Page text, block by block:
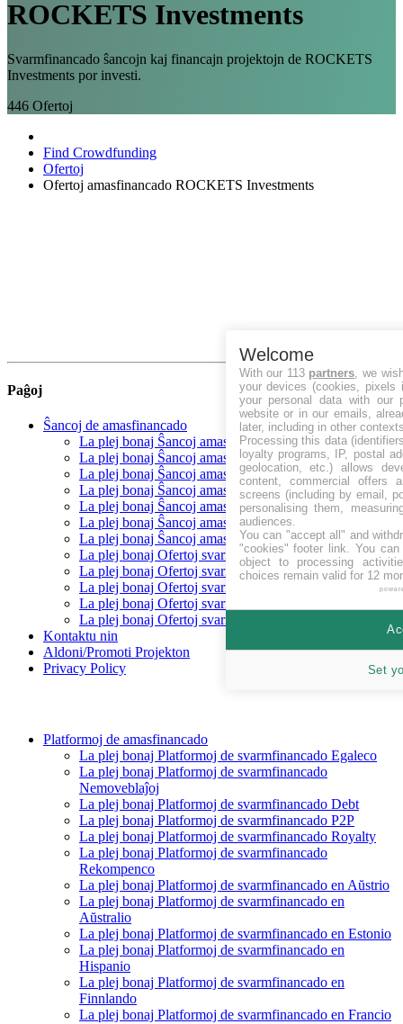
ROCKETS Investments
Svarmfinancado ŝancojn kaj financajn projektojn de ROCKETS
Investments por investi.
446 Ofertoj
Find Crowdfunding
Ofertoj
Ofertoj amasfinancado ROCKETS Investments
Paĝoj
Ŝancoj de amasfinancado
La plej bonaj Ŝancoj amasfinancado levantaj
La plej bonaj Ŝancoj amasfinancado Baldaŭ
La plej bonaj Ŝancoj amasfinancado financitaj
La plej bonaj Ŝancoj amasfinancado Repagita
La plej bonaj Ŝancoj amasfinancado Egaleco
La plej bonaj Ŝancoj amasfinancado Prunto/ŝuldo
La plej bonaj Ŝancoj amasfinancado Rekompenco
La plej bonaj Ofertoj svarmfinancado en CHF
La plej bonaj Ofertoj svarmfinancado en EUR
La plej bonaj Ofertoj svarmfinancado en GBP
La plej bonaj Ofertoj svarmfinancado en SEK
La plej bonaj Ofertoj svarmfinancado en USD
Kontaktu nin
Aldoni/Promoti Projekton
Privacy Policy
Platformoj de amasfinancado
La plej bonaj Platformoj de svarmfinancado Egaleco
La plej bonaj Platformoj de svarmfinancado
Nemoveblaĵoj
La plej bonaj Platformoj de svarmfinancado Debt
La plej bonaj Platformoj de svarmfinancado P2P
La plej bonaj Platformoj de svarmfinancado Royalty
La plej bonaj Platformoj de svarmfinancado
Rekompenco
La plej bonaj Platformoj de svarmfinancado en Aŭstrio
La plej bonaj Platformoj de svarmfinancado en
Aŭstralio
La plej bonaj Platformoj de svarmfinancado en Estonio
La plej bonaj Platformoj de svarmfinancado en
Hispanio
La plej bonaj Platformoj de svarmfinancado en
Finnlando
La plej bonaj Platformoj de svarmfinancado en Francio
Welcome
With our 113 partners, we
your devices (cookies, pixels
your personal data with our
website or in our emails,
later, including in other
Processing this data
loyalty programs, IP, postal
geolocation, etc.) allows
content, commercial offers
screens (including by email,
personalising them,
audiences.
You can "accept all" and
"cookies" footer link. You can
object to processing
choices remain valid for 12
Set